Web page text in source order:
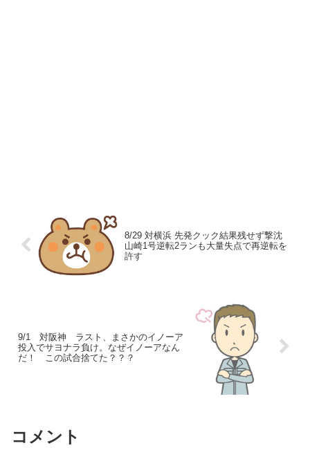
8/29 対横浜 先発クック結果残せず撃沈
山崎1号逆転2ランも大量失点で再逆転を
許す
9/1 対阪神 ラスト、まさかのイノーア
投入でサヨナラ負け。なぜイノーアなん
だ！ この試合捨てた？？？
コメント